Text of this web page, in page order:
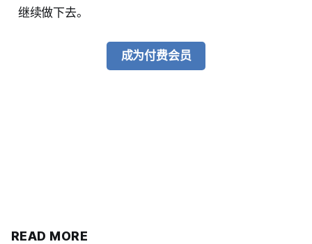
继续做下去。
成为付费会员
READ MORE